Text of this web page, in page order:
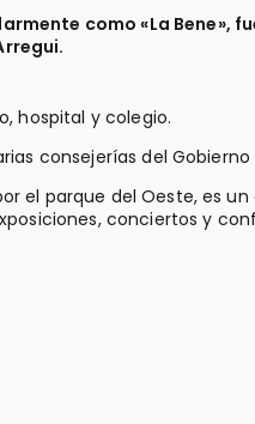
como «La Bene»,
hospital y colegio.
consejerías del Gobierno
el parque del Oeste, es un
conciertos y